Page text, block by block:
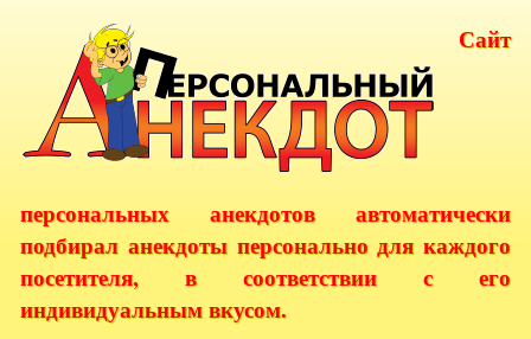
Сайт
персональных анекдотов автоматически
подбирал анекдоты персонально для каждого
посетителя, в соответствии с его
индивидуальным вкусом.